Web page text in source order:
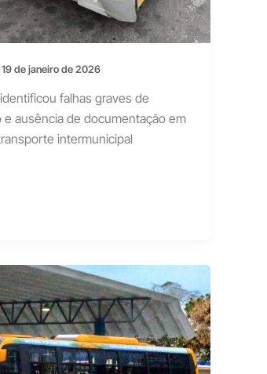
19 de janeiro de 2026
falhas graves de
e ausência de documentação em
intermunicipal